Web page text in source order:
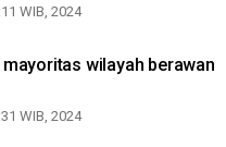
WIB, 2024
mayoritas wilayah berawan
WIB, 2024